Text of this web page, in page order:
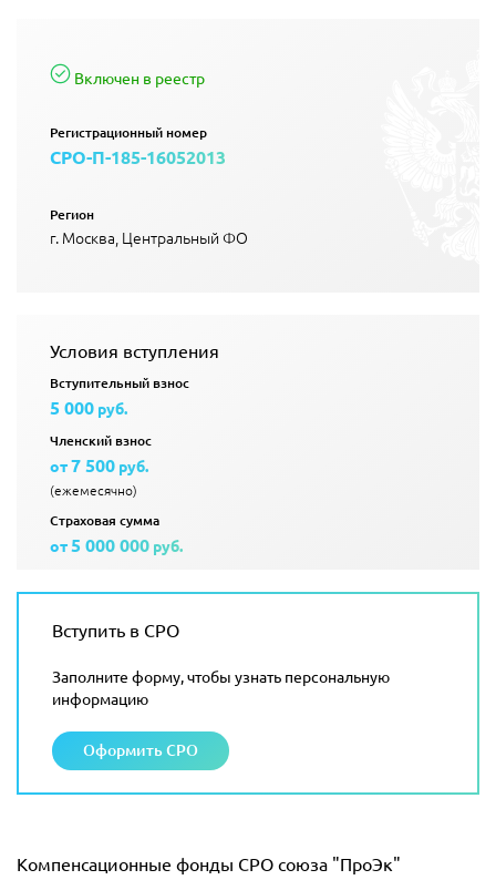
Включен в реестр
Регистрационный номер
СРО-П-185-16052013
Регион
г. Москва, Центральный ФО
Условия вступления
Вступительный взнос
5 000 руб.
Членский взнос
от7 500 руб.
(ежемесячно)
Страховая сумма
от5 000 000 руб.
Вступить в СРО
Заполните форму, чтобы узнать персональную
информацию
Оформить СРО
Компенсационные фонды СРО союза "ПроЭк"